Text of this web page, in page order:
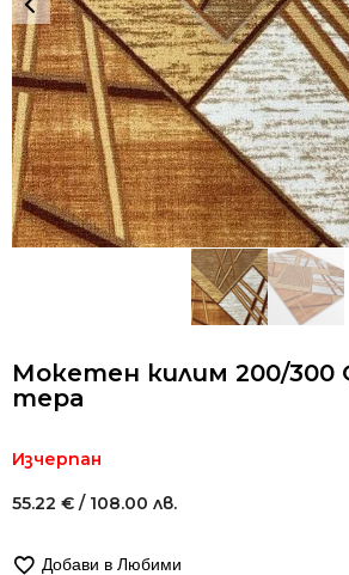
Мокетен килим 200/300
тера
Изчерпан
55.22 € / 108.00 лв.
Добави в Любими